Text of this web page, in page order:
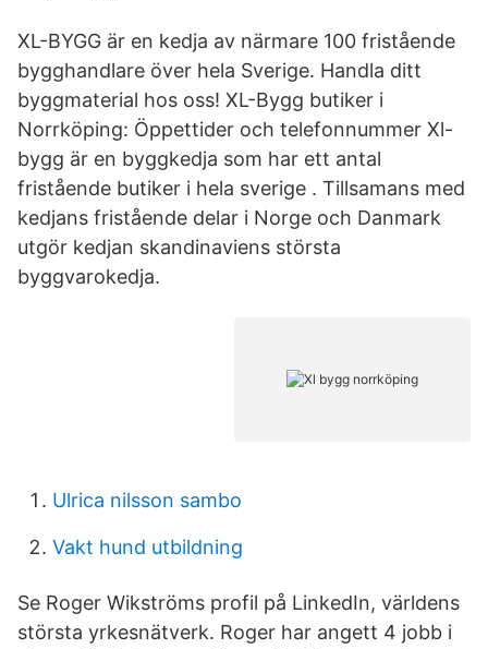
XL-BYGG är en kedja av närmare 100 fristående
bygghandlare över hela Sverige. Handla ditt
byggmaterial hos oss! XL-Bygg butiker i
Norrköping: Öppettider och telefonnummer Xl-
bygg är en byggkedja som har ett antal
fristående butiker i hela sverige . Tillsamans med
kedjans fristående delar i Norge och Danmark
utgör kedjan skandinaviens största
byggvarokedja.
Ulrica nilsson sambo
Vakt hund utbildning
Se Roger Wikströms profil på LinkedIn, världens
största yrkesnätverk. Roger har angett 4 jobb i